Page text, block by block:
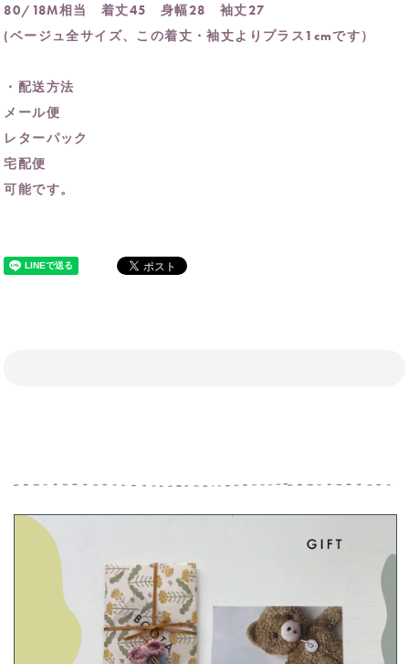
80/18M相当 着丈45 身幅28 袖丈27
(ベージュ全サイズ、この着丈・袖丈よりプラス1cmです）
・配送方法
メール便
レターパック
宅配便
可能です。